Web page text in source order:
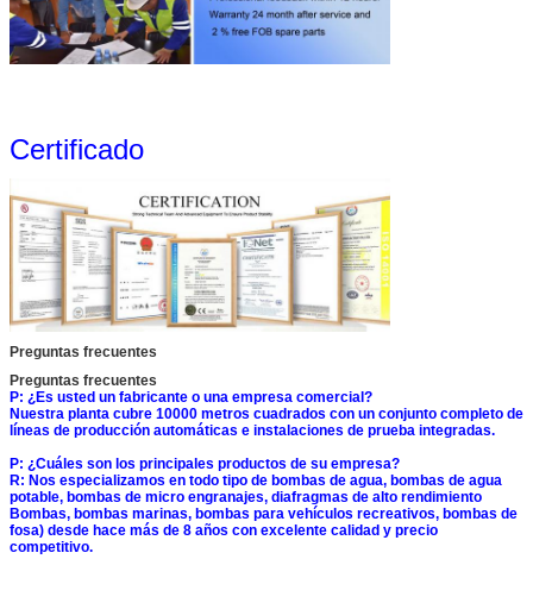
Certificado
Preguntas frecuentes
Preguntas frecuentes
P: ¿Es usted un fabricante o una empresa comercial?
Nuestra planta cubre 10000 metros cuadrados con un conjunto completo de
líneas de producción automáticas e instalaciones de prueba integradas.
P: ¿Cuáles son los principales productos de su empresa?
R: Nos especializamos en todo tipo de bombas de agua, bombas de agua
potable, bombas de micro engranajes, diafragmas de alto rendimiento
Bombas, bombas marinas, bombas para vehículos recreativos, bombas de
fosa) desde hace más de 8 años con excelente calidad y precio
competitivo.